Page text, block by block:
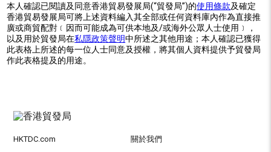
本人確認已閱讀及同意香港貿易發展局(“貿發局”)的使用條款及確定
香港貿易發展局可將上述資料編入其全部或任何資料庫內作為直接推
廣或商貿配對﹝因而可能成為可供本地及/或海外公眾人士使用﹞，
以及用於貿發局在私隱政策聲明中所述之其他用途；本人確認已獲得
此表格上所述的每一位人士同意及授權，將其個人資料提供予貿發局
作此表格提及的用途。
HKTDC.com 關於我們